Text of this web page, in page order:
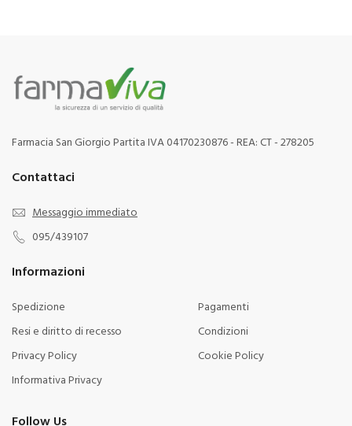
Farmacia San Giorgio Partita IVA 04170230876 - REA: CT - 278205
Contattaci
Messaggio immediato
095/439107
Informazioni
Spedizione
Pagamenti
Resi e diritto di recesso
Condizioni
Privacy Policy
Cookie Policy
Informativa Privacy
Follow Us